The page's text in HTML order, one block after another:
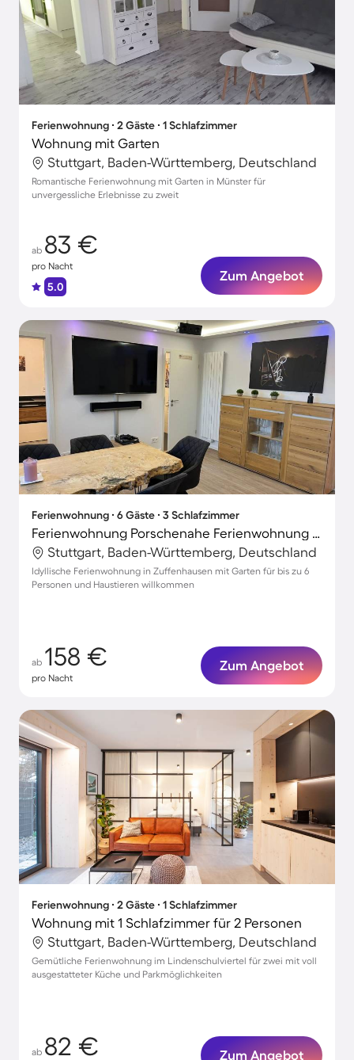
Ferienwohnung ∙ 2 Gäste ∙ 1 Schlafzimmer
Wohnung mit Garten
Stuttgart, Baden-Württemberg, Deutschland
Romantische Ferienwohnung mit Garten in Münster für
unvergessliche Erlebnisse zu zweit
ab 83 €
pro Nacht
5.0
Zum Angebot
Ferienwohnung ∙ 6 Gäste ∙ 3 Schlafzimmer
Ferienwohnung Porschenahe Ferienwohnung für Klang-Liebhaber
Stuttgart, Baden-Württemberg, Deutschland
Idyllische Ferienwohnung in Zuffenhausen mit Garten für bis zu 6
Personen und Haustieren willkommen
ab 158 €
pro Nacht
Zum Angebot
Ferienwohnung ∙ 2 Gäste ∙ 1 Schlafzimmer
Wohnung mit 1 Schlafzimmer für 2 Personen
Stuttgart, Baden-Württemberg, Deutschland
Gemütliche Ferienwohnung im Lindenschulviertel für zwei mit voll
ausgestatteter Küche und Parkmöglichkeiten
ab 82 € Zum Angebot